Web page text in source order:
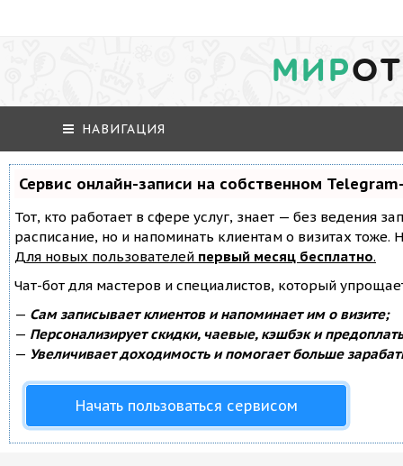
МИР
НАВИГАЦИЯ
Сервис онлайн-записи на собственном
Тот, кто работает в сфере услуг, знает — без ведения
расписание, но и напоминать клиентам о визитах
Для новых пользователей первый месяц бесплатно.
Чат-бот для мастеров и специалистов, который
— Сам записывает клиентов и напоминает им о визите;
— Персонализирует скидки, чаевые, кэшбэк и
— Увеличивает доходимость и помогает больше
Начать пользоваться сервисом